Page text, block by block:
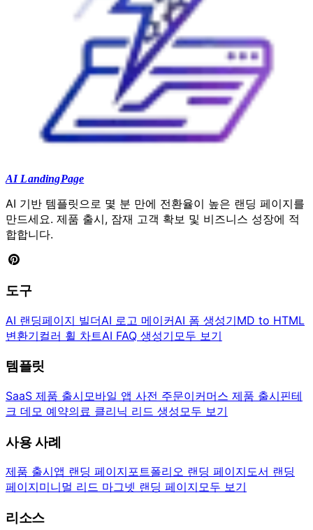
AI LandingPage
AI 기반 템플릿으로 몇 분 만에 전환율이 높은 랜딩 페이지를
만드세요. 제품 출시, 잠재 고객 확보 및 비즈니스 성장에 적
합합니다.
도구
AI 랜딩페이지 빌더AI 로고 메이커AI 폼 생성기MD to HTML
변환기컬러 휠 차트AI FAQ 생성기 모두 보기
템플릿
SaaS 제품 출시모바일 앱 사전 주문이커머스 제품 출시핀테
크 데모 예약의료 클리닉 리드 생성모두 보기
사용 사례
제품 출시앱 랜딩 페이지포트폴리오 랜딩 페이지도서 랜딩
페이지미니멀 리드 마그넷 랜딩 페이지모두 보기
리소스